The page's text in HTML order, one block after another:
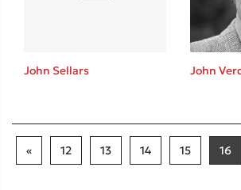
John Sellars John
« 12 13 14 15 16